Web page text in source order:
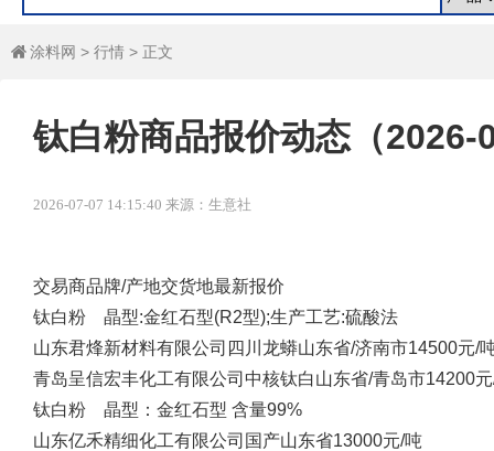
 涂料网 > 行情 > 正文
钛白粉商品报价动态（2026-
2026-07-07 14:15:40 来源：生意社
交易商品牌/产地交货地最新报价
钛白粉 晶型:金红石型(R2型);生产工艺:硫酸法
山东君烽新材料有限公司 四川龙蟒山东省/济南市14500元/
青岛呈信宏丰化工有限公司 中核钛白山东省/青岛市14200
钛白粉 晶型：金红石型 含量99%
山东亿禾精细化工有限公司 国产山东省13000元/吨